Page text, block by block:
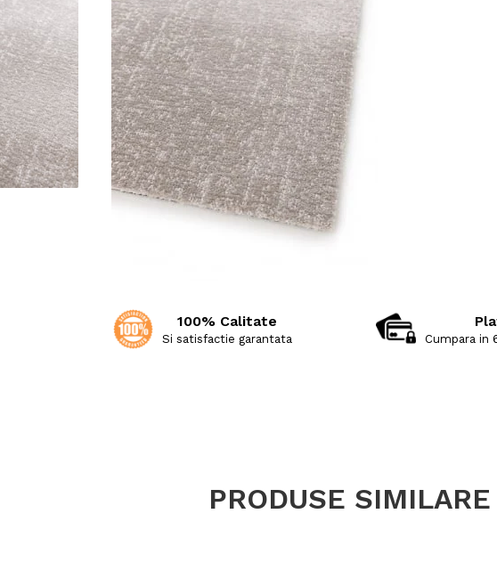
100% Calitate
Si satisfactie garantata Cumpara in
PRODUSE SIMILARE